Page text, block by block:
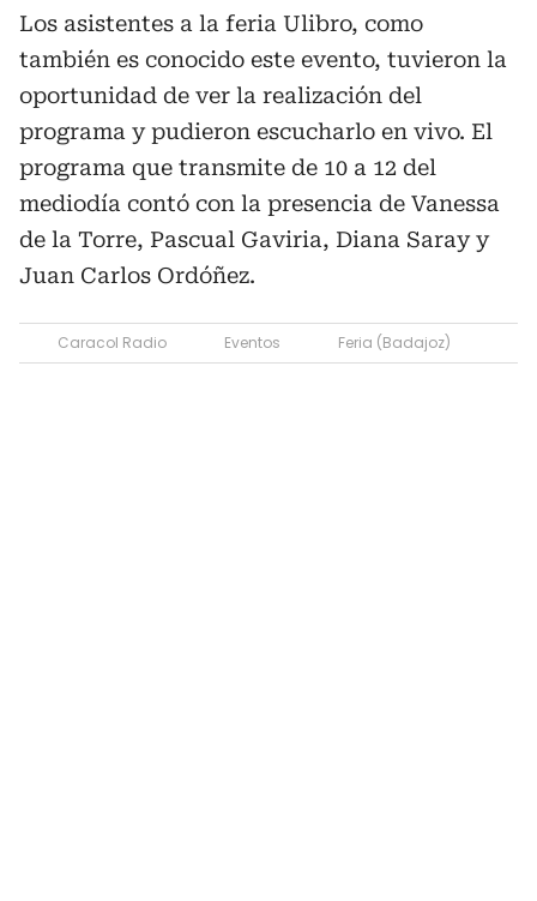
Los asistentes a la feria Ulibro, como
también es conocido este evento, tuvieron la
oportunidad de ver la realización del
programa y pudieron escucharlo en vivo. El
programa que transmite de 10 a 12 del
mediodía contó con la presencia de Vanessa
de la Torre, Pascual Gaviria, Diana Saray y
Juan Carlos Ordóñez.
Caracol Radio Eventos Feria (Badajoz)